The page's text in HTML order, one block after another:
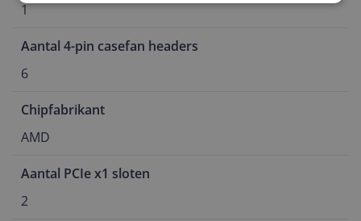
1
Aantal 4-pin casefan headers
6
Chipfabrikant
AMD
Aantal PCIe x1 sloten
2